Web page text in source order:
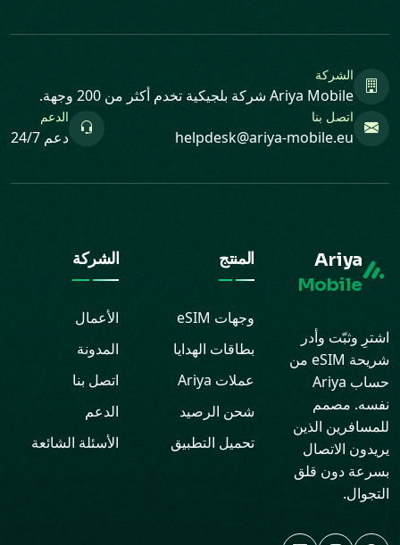
الشركة
Ariya Mobile شركة بلجيكية تخدم أكثر من 200 وجهة.
اتصل بنا
helpdesk@ariya-mobile.eu
الدعم
دعم 24/7
Ariya
Mobile
اشترِ وثبّت وأدر
شريحة eSIM من
حساب Ariya
نفسه. مصمم
للمسافرين الذين
يريدون الاتصال
بسرعة دون قلق
التجوال.
المنتج
وجهات eSIM
بطاقات الهدايا
عملات Ariya
شحن الرصيد
تحميل التطبيق
الشركة
الأعمال
المدونة
اتصل بنا
الدعم
الأسئلة الشائعة